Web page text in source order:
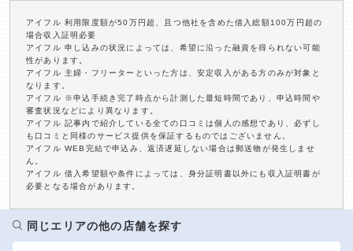
アイフル 利用限度額が50万円超、且つ他社を含めた借入総額100万円超の
場合収入証明必要
アイフル 申し込みの状況によっては、希望に沿った融資を得られない可能
性があります。
アイフル 主婦・フリーターといった方は、安定収入がある方のみが対象と
なります。
アイフル ※申込手続き完了時点から計測した最短時間であり、申込時間や
審査状況などにより異なります。
アイフル 記事内で紹介している全ての口コミは個人の感想であり、必ずし
も口コミと同様のサービス提供を保証するものではございません。
アイフル WEB完結で申込み、返済遅延しない場合は郵送物が発生しませ
ん。
アイフル 借入希望額や条件によっては、身分証明書以外にも収入証明書が
必要となる場合があります。
同じエリアの他の店舗を探す